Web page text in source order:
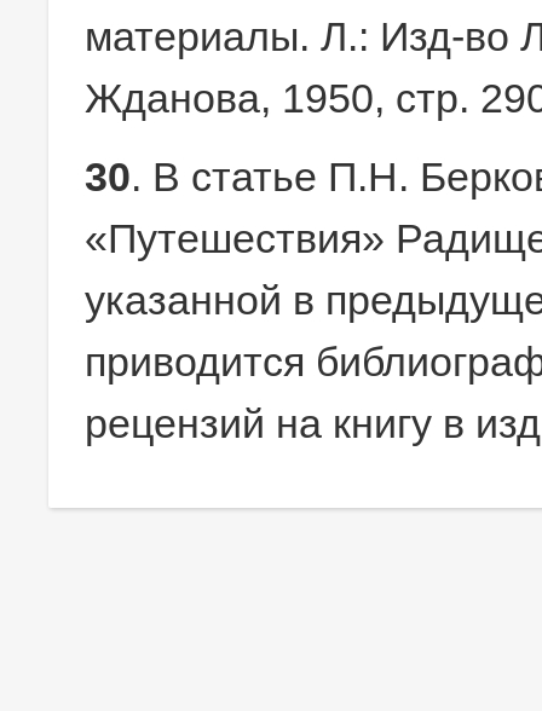
материалы. Л.: Изд-во
Жданова, 1950, стр.
30. В статье П.Н.
«Путешествия»
указанной в
приводится
рецензий на книгу в